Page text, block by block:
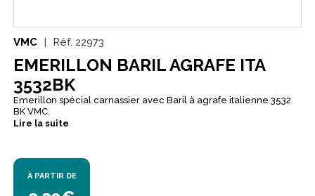
VMC Réf. 22973
EMERILLON BARIL AGRAFE ITA
3532BK
Emerillon spécial carnassier avec Baril à agrafe italienne 3532
BK VMC.
Lire la suite
À PARTIR DE